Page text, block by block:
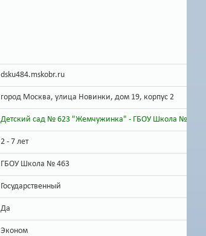
dsku484.mskobr.ru
город Москва, улица Новинки, дом 19, корпус 2
Детский сад № 623 "Жемчужинка" - ГБОУ Школа № 463
2 - 7 лет
ГБОУ Школа № 463
Государственный
Да
Эконом